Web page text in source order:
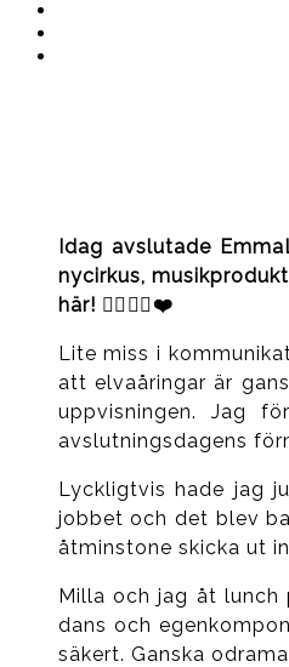
Idag avslutade
nycirkus,
här! 👌🏻✌🏻❤️
Lite miss i
att elvaåringar är
uppvisningen. Jag
avslutningsdagens
Lyckligtvis hade jag
jobbet och det blev
åtminstone skicka ut
Milla och jag åt
dans och
säkert. Ganska